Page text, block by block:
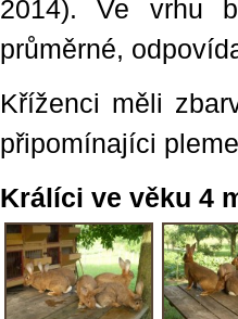
2014). Ve vrhu
průměrné,
Kříženci měli
připomínajíci
Králíci ve věku 4